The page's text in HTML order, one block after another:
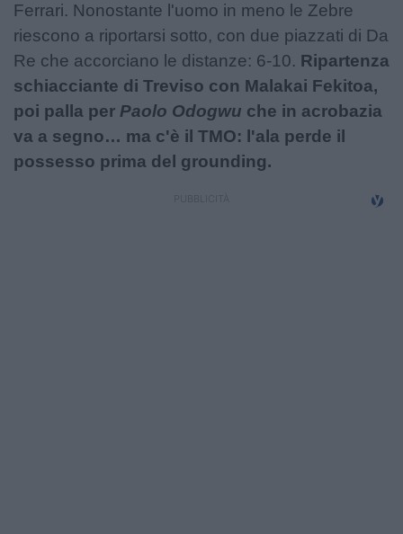
Ferrari. Nonostante l'uomo in meno le Zebre
riescono a riportarsi sotto, con due piazzati di Da
Re che accorciano le distanze: 6-10. Ripartenza
schiacciante di Treviso con Malakai Fekitoa,
poi palla per Paolo Odogwu che in acrobazia
va a segno… ma c'è il TMO: l'ala perde il
possesso prima del grounding.